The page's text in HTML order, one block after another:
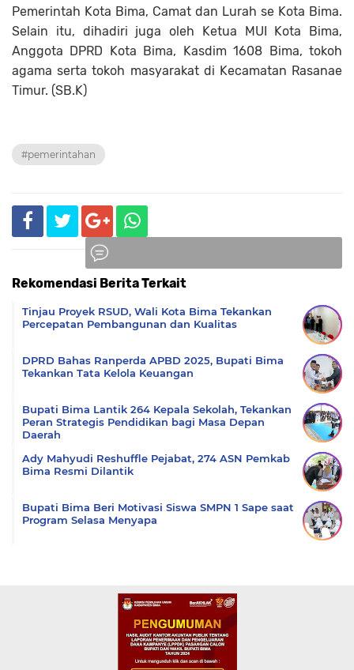
Pemerintah Kota Bima, Camat dan Lurah se Kota Bima.
Selain itu, dihadiri juga oleh Ketua MUI Kota Bima,
Anggota DPRD Kota Bima, Kasdim 1608 Bima, tokoh
agama serta tokoh masyarakat di Kecamatan Rasanae
Timur. (SB.K)
#pemerintahan
Rekomendasi Berita Terkait
Tinjau Proyek RSUD, Wali Kota Bima Tekankan
Percepatan Pembangunan dan Kualitas
DPRD Bahas Ranperda APBD 2025, Bupati Bima
Tekankan Tata Kelola Keuangan
Bupati Bima Lantik 264 Kepala Sekolah, Tekankan
Peran Strategis Pendidikan bagi Masa Depan
Daerah
Ady Mahyudi Reshuffle Pejabat, 274 ASN Pemkab
Bima Resmi Dilantik
Bupati Bima Beri Motivasi Siswa SMPN 1 Sape saat
Program Selasa Menyapa